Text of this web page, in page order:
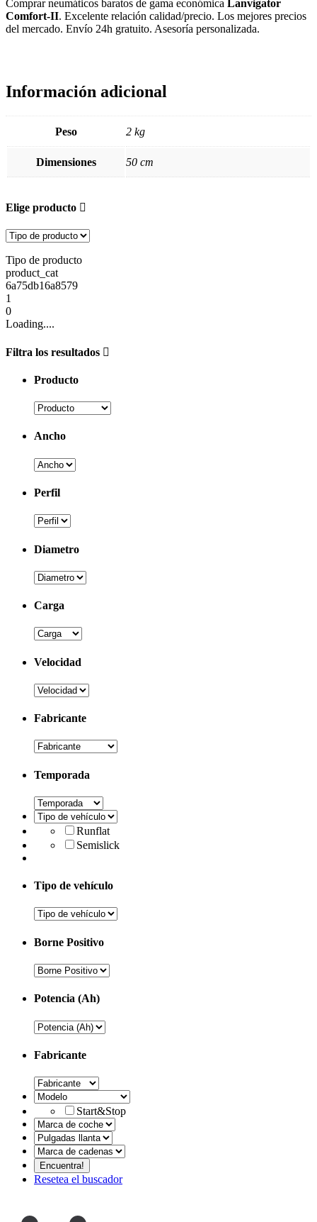
Comprar neumáticos baratos de gama económica
Lanvigator
Comfort-II. Excelente relación calidad/precio. Los mejores precios
del mercado. Envío 24h gratuito. Asesoría personalizada.
Información adicional
Peso 2 kg
Dimensiones 50 cm
Elige producto
Tipo de producto
product_cat
6a75db16a8579
1
0
Loading....
Filtra los resultados
Producto
Ancho
Perfil
Diametro
Carga
Velocidad
Fabricante
Temporada
Runflat
Semislick
Tipo de vehículo
Borne Positivo
Potencia (Ah)
Fabricante
Start&Stop
Resetea el buscador